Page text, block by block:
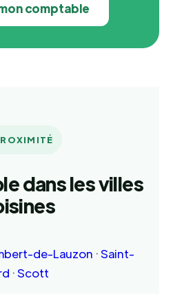
comptable
dans les villes
de-Lauzon ·Saint-
·Scott